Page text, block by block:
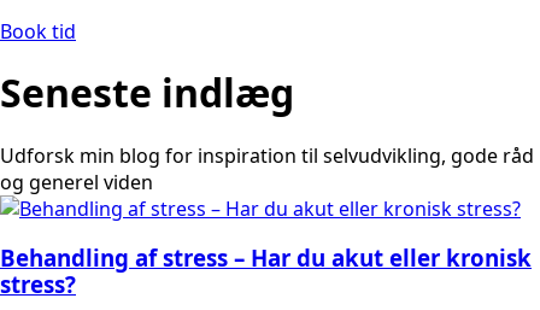
Book tid
Seneste indlæg
Udforsk min blog for inspiration til selvudvikling, gode råd
og generel viden
Behandling af stress – Har du akut eller kronisk
stress?